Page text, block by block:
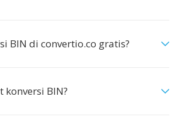
BIN di convertio.co gratis?
konversi BIN?